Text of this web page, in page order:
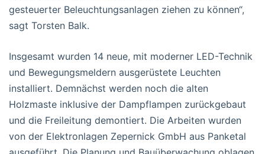
gesteuerter Beleuchtungsanlagen ziehen zu können“,
sagt Torsten Balk.
Insgesamt wurden 14 neue, mit moderner LED-Technik
und Bewegungsmeldern ausgerüstete Leuchten
installiert. Demnächst werden noch die alten
Holzmaste inklusive der Dampflampen zurückgebaut
und die Freileitung demontiert. Die Arbeiten wurden
von der Elektronlagen Zepernick GmbH aus Panketal